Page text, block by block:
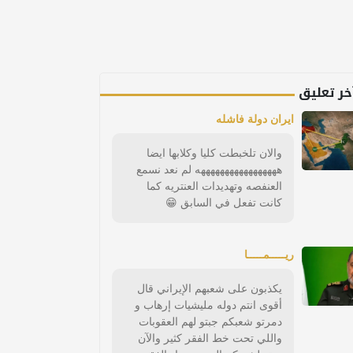
تعليق
ايران دولة فاشله
والان تلخبطت كليا وكلابها ايضا
هههههههههههههههههه لم نعد نسمع
العنفصه وتهديدات العنتريه كما
كانت تفعل في السابق 😁
ريـــــمـــــا
يكذبون على شعبهم الإيراني قال
أقوى انتم دوله مليشيات إرهاب و
دمرتو شعبكم جبتو لهم العقوبات
واللي تحت خط الفقر كثير والآن